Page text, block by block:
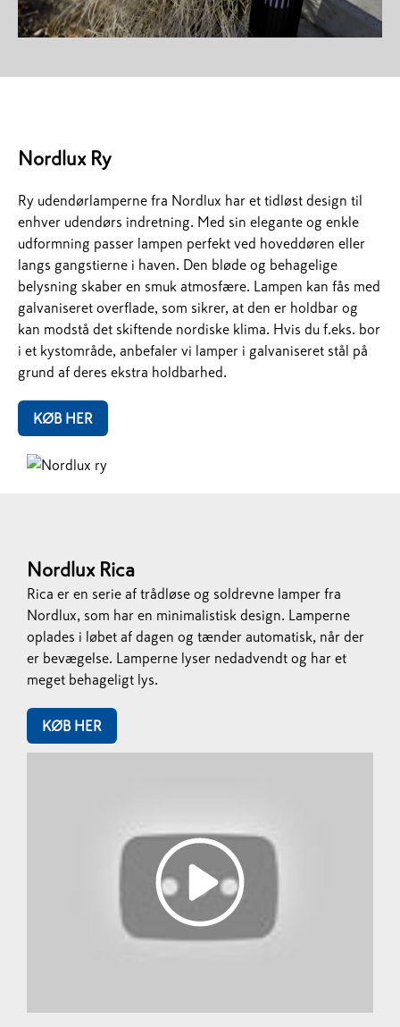
Nordlux Ry
Ry udendørlamperne fra Nordlux har et tidløst design til
enhver udendørs indretning. Med sin elegante og enkle
udformning passer lampen perfekt ved hoveddøren eller
langs gangstierne i haven. Den bløde og behagelige
belysning skaber en smuk atmosfære. Lampen kan fås med
galvaniseret overflade, som sikrer, at den er holdbar og
kan modstå det skiftende nordiske klima. Hvis du f.eks. bor
i et kystområde, anbefaler vi lamper i galvaniseret stål på
grund af deres ekstra holdbarhed.
KØB HER
NordluxRica
Rica er en serie af trådløse og soldrevne lamper fra
Nordlux, som har en minimalistisk design. Lamperne
oplades i løbet af dagen og tænder automatisk, når der
er bevægelse. Lamperne lyser nedadvendt og har et
meget behageligt lys.
KØB HER